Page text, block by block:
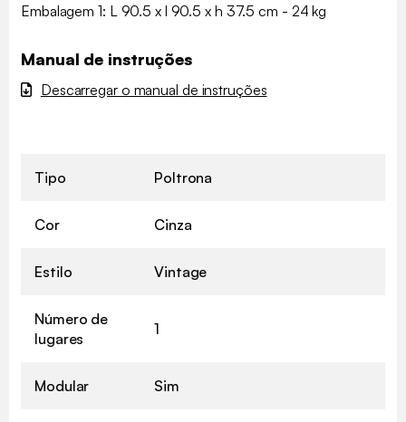
Embalagem 1: L 90.5 x l 90.5 x h 37.5 cm - 24 kg
Manual de instruções
Descarregar o manual de instruções
Tipo Poltrona
Cor Cinza
Estilo Vintage
Número de
lugares
1
Modular Sim